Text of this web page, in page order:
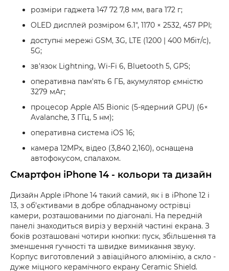
розміри гаджета 147 72 7,8 мм, вага 172 г;
OLED дисплей розміром 6.1", 1170 × 2532, 457 PPI;
доступні мережі GSM, 3G, LTE (1200 | 400 Мбіт/с),
5G;
зв'язок Lightning, Wi-Fi 6, Bluetooth 5, GPS;
оперативна пам'ять 6 ГБ, акумулятор ємністю
3279 мАг;
процесор Apple A15 Bionic (5-ядерний GPU) (6×
Avalanche, 3 ГГц, 5 нм);
оперативна система iOS 16;
камера 12MPx, відео (3,840 2,160), оснащена
автофокусом, спалахом.
Смартфон iPhone 14 - кольори та дизайн
Дизайн Apple iPhone 14 такий самий, як і в iPhone 12 і
13, з об'єктивами в добре обладнаному острівці
камери, розташованими по діагоналі. На передній
панелі знаходиться виріз у верхній частині екрана. З
боків розташовані чотири кнопки: пуск, збільшення та
зменшення гучності та швидке вимикання звуку.
Корпус виготовлений з авіаційного алюмінію, а скло -
дуже міцного керамічного екрану Ceramic Shield.